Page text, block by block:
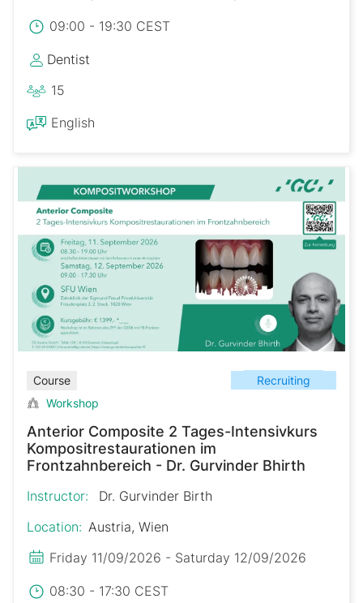
09:00 - 19:30 CEST
Dentist
15
English
Course
Recruiting
Workshop
Anterior Composite 2 Tages-Intensivkurs
Kompositrestaurationen im
Frontzahnbereich - Dr. Gurvinder Bhirth
Instructor:
Dr. Gurvinder Birth
Location: Austria, Wien
Friday 11/09/2026 - Saturday 12/09/2026
08:30 - 17:30 CEST